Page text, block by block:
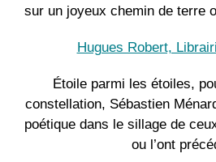
sur un joyeux chemin de terre
Hugues Robert,
Étoile parmi les étoiles,
constellation, Sébastien
poétique dans le sillage de
ou l’ont